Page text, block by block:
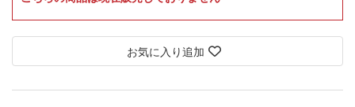
お気に入り追加